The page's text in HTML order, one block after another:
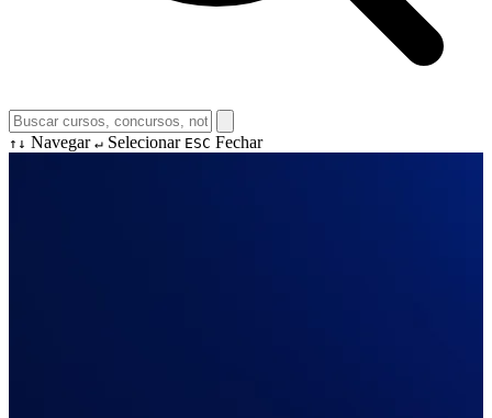
↑↓ Navegar ↵ Selecionar ESC Fechar